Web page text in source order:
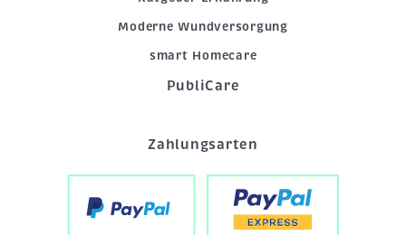
Moderne Wundversorgung
smart Homecare
PubliCare
Zahlungsarten